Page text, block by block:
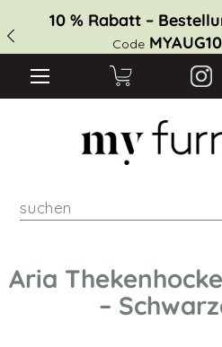
10 % Rabatt –
CodeMYAUG10
Aria
–